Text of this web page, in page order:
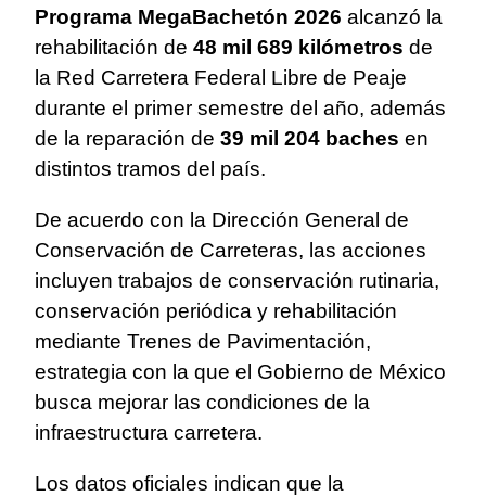
Programa MegaBachetón 2026 alcanzó la
rehabilitación de 48 mil 689 kilómetros de
la Red Carretera Federal Libre de Peaje
durante el primer semestre del año, además
de la reparación de 39 mil 204 baches en
distintos tramos del país.
De acuerdo con la Dirección General de
Conservación de Carreteras, las acciones
incluyen trabajos de conservación rutinaria,
conservación periódica y rehabilitación
mediante Trenes de Pavimentación,
estrategia con la que el Gobierno de México
busca mejorar las condiciones de la
infraestructura carretera.
Los datos oficiales indican que la